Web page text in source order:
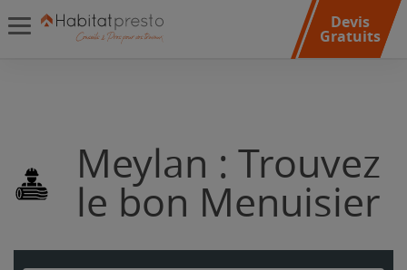
Devis
Gratuits
Meylan : Trouvez
le bon Menuisier